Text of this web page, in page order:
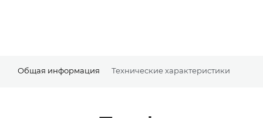
Общая информация Технические характеристики